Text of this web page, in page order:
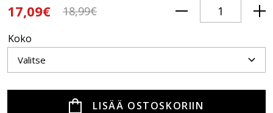
17,09€ 18,99€
Koko
LISÄÄ OSTOSKORIIN